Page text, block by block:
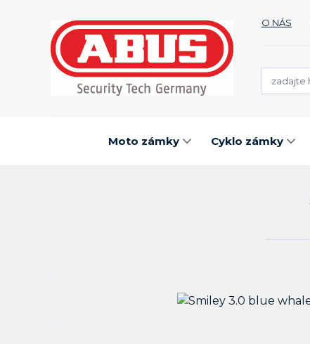
O NÁS
Moto zámky Cyklo zámky